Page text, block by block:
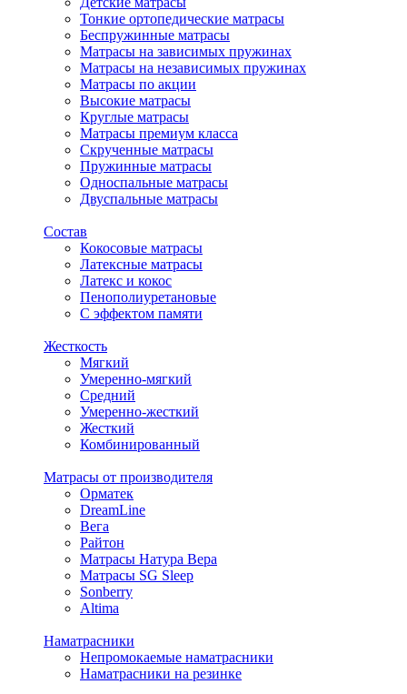
Тонкие ортопедические матрасы
Беспружинные матрасы
Матрасы на зависимых пружинах
Матрасы на независимых пружинах
Матрасы по акции
Высокие матрасы
Круглые матрасы
Матрасы премиум класса
Скрученные матрасы
Пружинные матрасы
Односпальные матрасы
Двуспальные матрасы
Состав
Кокосовые матрасы
Латексные матрасы
Латекс и кокос
Пенополиуретановые
С эффектом памяти
Жесткость
Мягкий
Умеренно-мягкий
Средний
Умеренно-жесткий
Жесткий
Комбинированный
Матрасы от производителя
Орматек
DreamLine
Вега
Райтон
Матрасы Натура Вера
Матрасы SG Sleep
Sonberry
Altima
Наматрасники
Непромокаемые наматрасники
Наматрасники на резинке